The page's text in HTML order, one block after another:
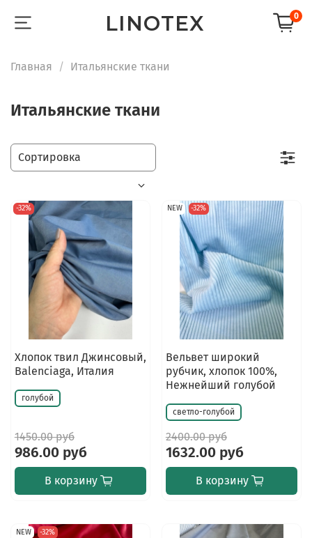
LINOTEX 0
Главная Итальянские ткани
Итальянские ткани
-32%
Хлопок твил Джинсовый,
Balenсiaga, Италия
голубой
1450.00 руб
986.00 руб
В корзину
NEW -32%
Вельвет широкий
рубчик, хлопок 100%,
Нежнейший голубой
светло-голубой
2400.00 руб
1632.00 руб
В корзину
NEW -32%